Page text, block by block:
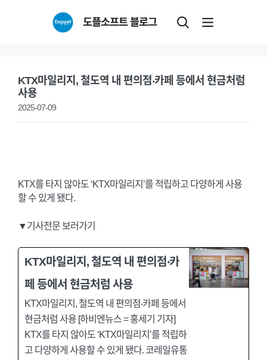
도플소프트 블로그
KTX마일리지, 철도역 내 편의점‧카페 등에서 현금처럼
사용
2025-07-09
KTX를 타지 않아도 ‘KTX마일리지’를 적립하고 다양하게 사용
할 수 있게 됐다.
▼기사전문 보러가기
KTX마일리지, 철도역 내 편의점‧카
페 등에서 현금처럼 사용
KTX마일리지, 철도역 내 편의점‧카페 등에서
현금처럼 사용 [하비엔뉴스 = 홍세기 기자]
KTX를 타지 않아도 ‘KTX마일리지’를 적립하
고 다양하게 사용할 수 있게 됐다. 코레일유통